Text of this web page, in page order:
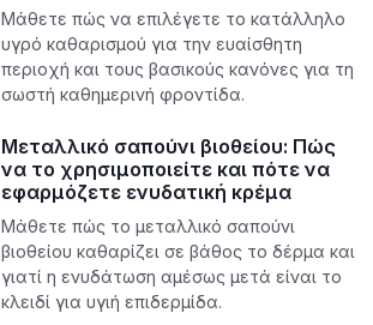
Μάθετε πώς να επιλέγετε το κατάλληλο
υγρό καθαρισμού για την ευαίσθητη
περιοχή και τους βασικούς κανόνες για τη
σωστή καθημερινή φροντίδα.
Μεταλλικό σαπούνι βιοθείου: Πώς
να το χρησιμοποιείτε και πότε να
εφαρμόζετε ενυδατική κρέμα
Μάθετε πώς το μεταλλικό σαπούνι
βιοθείου καθαρίζει σε βάθος το δέρμα και
γιατί η ενυδάτωση αμέσως μετά είναι το
κλειδί για υγιή επιδερμίδα.